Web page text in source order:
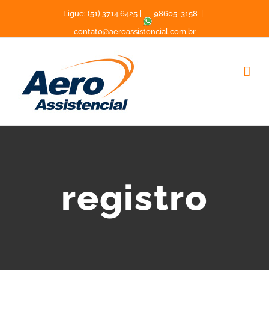
Ligue: (51) 3714.6425 | 98605-3158
contato@aeroassistencial.com.br
registro